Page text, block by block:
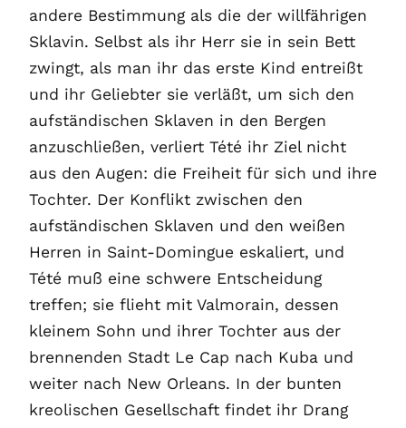
andere Bestimmung als die der willfährigen
Sklavin. Selbst als ihr Herr sie in sein Bett
zwingt, als man ihr das erste Kind entreißt
und ihr Geliebter sie verläßt, um sich den
aufständischen Sklaven in den Bergen
anzuschließen, verliert Tété ihr Ziel nicht
aus den Augen: die Freiheit für sich und ihre
Tochter. Der Konflikt zwischen den
aufständischen Sklaven und den weißen
Herren in Saint-Domingue eskaliert, und
Tété muß eine schwere Entscheidung
treffen; sie flieht mit Valmorain, dessen
kleinem Sohn und ihrer Tochter aus der
brennenden Stadt Le Cap nach Kuba und
weiter nach New Orleans. In der bunten
kreolischen Gesellschaft findet ihr Drang